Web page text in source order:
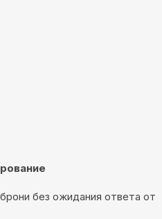
без ожидания ответа от